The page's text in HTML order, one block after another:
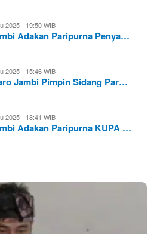
2025 - 19:50 WIB
Adakan Paripurna Penya…
2025 - 15:46 WIB
Jambi Pimpin Sidang Par…
2025 - 18:41 WIB
Adakan Paripurna KUPA …